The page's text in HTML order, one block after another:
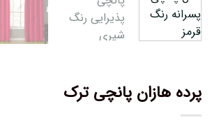
پرده هازان پانچی ترک